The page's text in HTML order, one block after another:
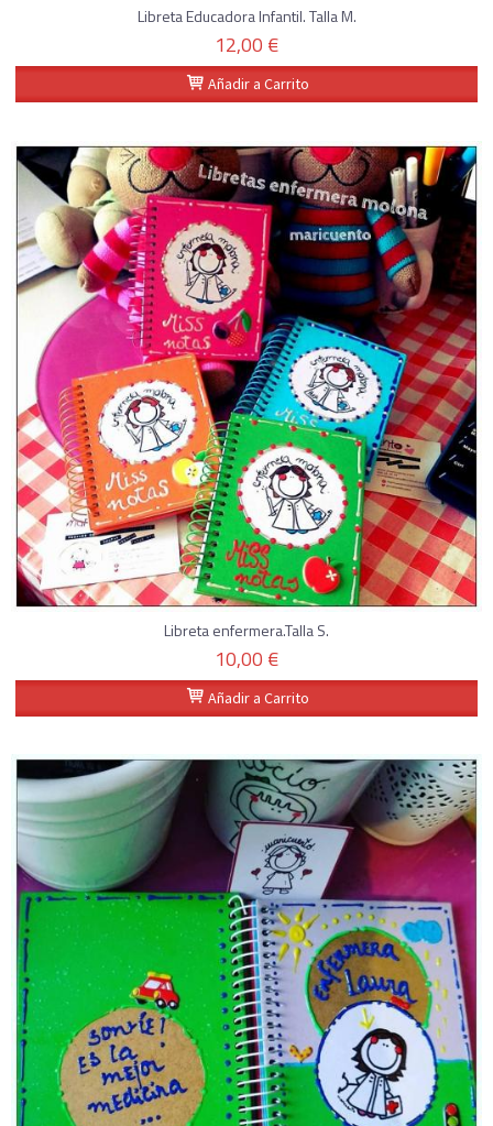
Libreta Educadora Infantil. Talla M.
12,00 €
Añadir a Carrito
Libreta enfermera.Talla S.
10,00 €
Añadir a Carrito